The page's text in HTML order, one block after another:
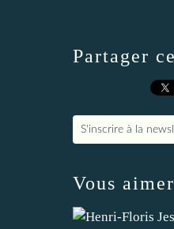
Partager
S'inscrire à la
Vous